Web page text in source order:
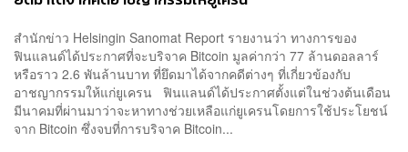
สำนักข่าว Helsingin Sanomat Report รายงานว่า ทางการของ
ฟินแลนด์ได้ประกาศที่จะบริจาค Bitcoin มูลค่ากว่า 77 ล้านดอลลาร์
หรือราว 2.6 พันล้านบาท ที่ยึดมาได้จากคดีต่างๆ ที่เกี่ยวข้องกับ
อาชญากรรมให้แก่ยูเครน ฟินแลนด์ได้ประกาศตั้งแต่ในช่วงต้นเดือน
มีนาคมที่ผ่านมาว่าจะหาทางช่วยเหลือแก่ยูเครนโดยการใช้ประโยชน์
จาก Bitcoin ซึ่งจบที่การบริจาค Bitcoin...